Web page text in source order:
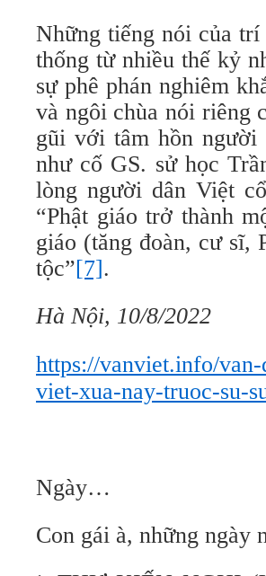
Những tiếng nói của
thống từ nhiều thế kỷ
sự phê phán nghiêm
và ngôi chùa nói riêng
gũi với tâm hồn
như cố GS. sử học
lòng người dân Việt
“Phật giáo trở thành
giáo (tăng đoàn, cư sĩ,
tộc”[7].
Hà Nội, 10/8/2022
https://vanviet.info/
viet-xua-nay-truoc-su-
Ngày…
Con gái à, những ngày